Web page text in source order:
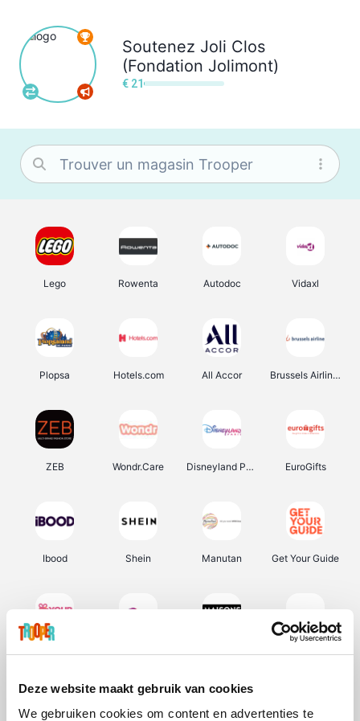
Deze website maakt gebruik van cookies
We gebruiken cookies om content en advertenties te
Soutenez Joli Clos
(Fondation Jolimont)
€ 21
Lego Rowenta Autodoc Vidaxl
Plopsa Hotels.com All Accor Brussels Airlines
ZEB Wondr.Care Disneyland Paris EuroGifts
Ibood Shein Manutan Get Your Guide